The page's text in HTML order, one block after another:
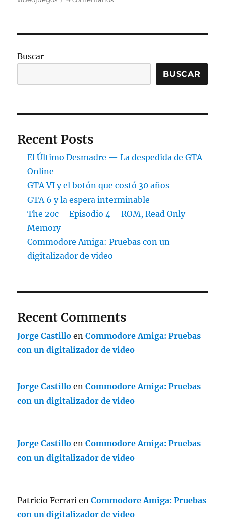
Buscar
BUSCAR
Recent Posts
El Último Desmadre — La despedida de GTA
Online
GTA VI y el botón que costó 30 años
GTA 6 y la espera interminable
The 20c – Episodio 4 – ROM, Read Only
Memory
Commodore Amiga: Pruebas con un
digitalizador de video
Recent Comments
Jorge Castillo enCommodore Amiga: Pruebas
con un digitalizador de video
Jorge Castillo enCommodore Amiga: Pruebas
con un digitalizador de video
Jorge Castillo enCommodore Amiga: Pruebas
con un digitalizador de video
Patricio Ferrari enCommodore Amiga: Pruebas
con un digitalizador de video